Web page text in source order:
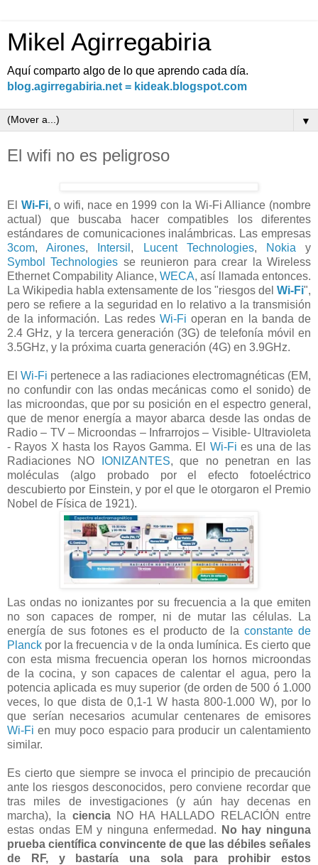
Mikel Agirregabiria
Aquí comparto algo de lo que aprendo cada día.
blog.agirregabiria.net = kideak.blogspot.com
▼
El wifi no es peligroso
El Wi-Fi, o wifi, nace en 1999 con la Wi-Fi Alliance (nombre
actual) que buscaba hacer compatibles los diferentes
estándares de comunicaciones inalámbricas. Las empresas
3com,Airones, Intersil , Lucent Technologies, Nokia y
Symbol Technologies se reunieron para crear la Wireless
Ethernet Compability Aliance, WECA, así llamada entonces.
La Wikipedia habla extensamente de los "riesgos del Wi-Fi",
pero se refiere a la seguridad en lo relativo a la transmisión
de la información. Las redes Wi-Fi operan en la banda de
2.4 GHz, y la tercera generación (3G) de telefonía móvil en
3.5GHz, y la próxima cuarta generación (4G) en 3.9GHz.
El Wi-Fi pertenece a las radiaciones electromagnéticas (EM,
no confundir con las ondas mecánicas como el sonido) de
las microondas, que por su posición en el espectro general,
que de menor energía a mayor abarca desde las ondas de
Radio – TV – Microondas – Infrarrojos – Visible- Ultravioleta
- Rayos X hasta los Rayos Gamma. El Wi-Fi es una de las
Radiaciones NO
IONIZANTES, que no penetran en las
moléculas (algo probado por el efecto fotoeléctrico
descubierto por Einstein, y por el que le otorgaron el Premio
Nobel de Física de 1921).
Las ondas no ionizantes por su frecuencia a la que emiten
no son capaces de romper, ni de mutar las células. La
energía de sus fotones es el producto de laconstante de
Planck por la frecuencia ν de la onda lumínica. Es cierto que
con esta misma frecuencia operan los hornos microondas
de la cocina, y son capaces de calentar el agua, pero la
potencia aplicada es muy superior (de orden de 500 ó 1.000
veces, lo que dista de 0,1-1 W hasta 800-1.000 W), por lo
que serían necesarios acumular centenares de emisores
Wi-Fi en muy poco espacio para producir un calentamiento
similar.
Es cierto que siempre se invoca el principio de precaución
ante los riesgos desconocidos, pero conviene recordar que
tras miles de investigaciones (y aún hay decenas en
marcha), la cienciaNO HA HALLADO RELACIÓN entre
estas ondas EM y ninguna enfermedad.
No hay ninguna
prueba científica convincente de que las débiles señales
de RF, y bastaría una sola para prohibir estos